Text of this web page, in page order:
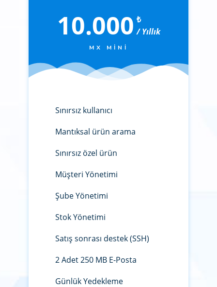
10.000 ₺
/ Yıllık
MX MINI
Sınırsız kullanıcı
Mantıksal ürün arama
Sınırsız özel ürün
Müşteri Yönetimi
Şube Yönetimi
Stok Yönetimi
Satış sonrası destek (SSH)
2 Adet 250 MB E-Posta
Günlük Yedekleme